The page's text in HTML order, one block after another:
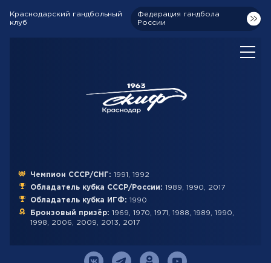
Краснодарский гандбольный
клуб
Федерация гандбола
России
Чемпион СССР/СНГ: 1991, 1992
Обладатель кубка СССР/России: 1989, 1990, 2017
Обладатель кубка ИГФ: 1990
Бронзовый призёр: 1969, 1970, 1971, 1988, 1989, 1990,
1998, 2006, 2009, 2013, 2017